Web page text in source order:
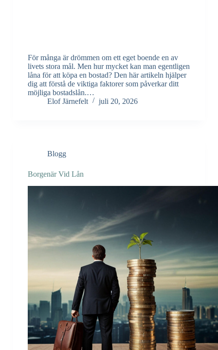
För många är drömmen om ett eget boende en av
livets stora mål. Men hur mycket kan man egentligen
låna för att köpa en bostad? Den här artikeln hjälper
dig att förstå de viktiga faktorer som påverkar ditt
möjliga bostadslån.…
Elof Järnefelt
juli 20, 2026
Blogg
Borgenär Vid Lån